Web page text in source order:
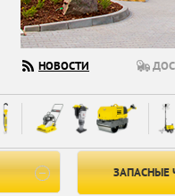
НОВОСТИ
ЗАПАСНЫЕ